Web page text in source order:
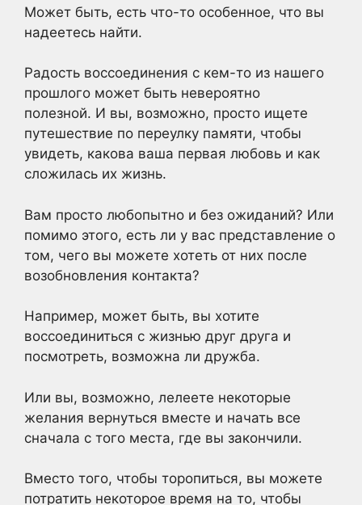
Может быть, есть что-то особенное, что вы
надеетесь найти.
Радость воссоединения с кем-то из нашего
прошлого может быть невероятно
полезной. И вы, возможно, просто ищете
путешествие по переулку памяти, чтобы
увидеть, какова ваша первая любовь и как
сложилась их жизнь.
Вам просто любопытно и без ожиданий? Или
помимо этого, есть ли у вас представление о
том, чего вы можете хотеть от них после
возобновления контакта?
Например, может быть, вы хотите
воссоединиться с жизнью друг друга и
посмотреть, возможна ли дружба.
Или вы, возможно, лелеете некоторые
желания вернуться вместе и начать все
сначала с того места, где вы закончили.
Вместо того, чтобы торопиться, вы можете
потратить некоторое время на то, чтобы